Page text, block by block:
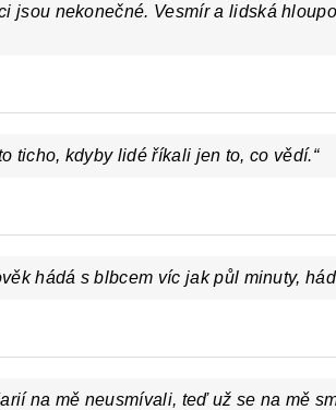
jsou nekonečné. Vesmír a lidská
ticho, kdyby lidé říkali jen to, co vědí.“
hádá s blbcem víc jak půl minuty,
na mě neusmívali, teď už se na mě